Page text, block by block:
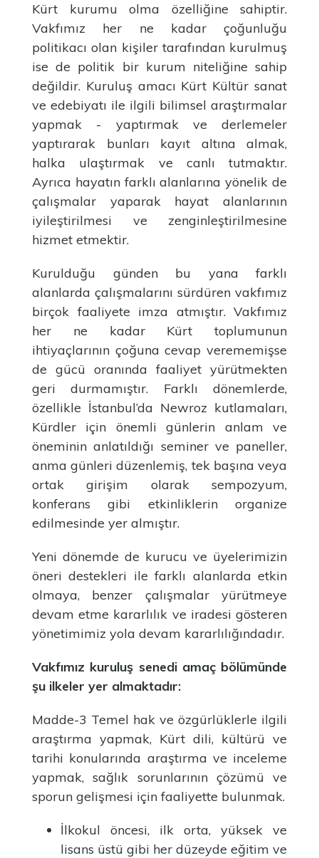
Kürt kurumu olma özelliğine sahiptir.
Vakfımız her ne kadar çoğunluğu
politikacı olan kişiler tarafından kurulmuş
ise de politik bir kurum niteliğine sahip
değildir. Kuruluş amacı Kürt Kültür sanat
ve edebiyatı ile ilgili bilimsel araştırmalar
yapmak - yaptırmak ve derlemeler
yaptırarak bunları kayıt altına almak,
halka ulaştırmak ve canlı tutmaktır.
Ayrıca hayatın farklı alanlarına yönelik de
çalışmalar yaparak hayat alanlarının
iyileştirilmesi ve zenginleştirilmesine
hizmet etmektir.
Kurulduğu günden bu yana farklı
alanlarda çalışmalarını sürdüren vakfımız
birçok faaliyete imza atmıştır. Vakfımız
her ne kadar Kürt toplumunun
ihtiyaçlarının çoğuna cevap verememişse
de gücü oranında faaliyet yürütmekten
geri durmamıştır. Farklı dönemlerde,
özellikle İstanbul’da Newroz kutlamaları,
Kürdler için önemli günlerin anlam ve
öneminin anlatıldığı seminer ve paneller,
anma günleri düzenlemiş, tek başına veya
ortak girişim olarak sempozyum,
konferans gibi etkinliklerin organize
edilmesinde yer almıştır.
Yeni dönemde de kurucu ve üyelerimizin
öneri destekleri ile farklı alanlarda etkin
olmaya, benzer çalışmalar yürütmeye
devam etme kararlılık ve iradesi gösteren
yönetimimiz yola devam kararlılığındadır.
Vakfımız kuruluş senedi amaç bölümünde
şu ilkeler yer almaktadır:
Madde-3 Temel hak ve özgürlüklerle ilgili
araştırma yapmak, Kürt dili, kültürü ve
tarihi konularında araştırma ve inceleme
yapmak, sağlık sorunlarının çözümü ve
sporun gelişmesi için faaliyette bulunmak.
İlkokul öncesi, ilk orta, yüksek ve
lisans üstü gibi her düzeyde eğitim ve